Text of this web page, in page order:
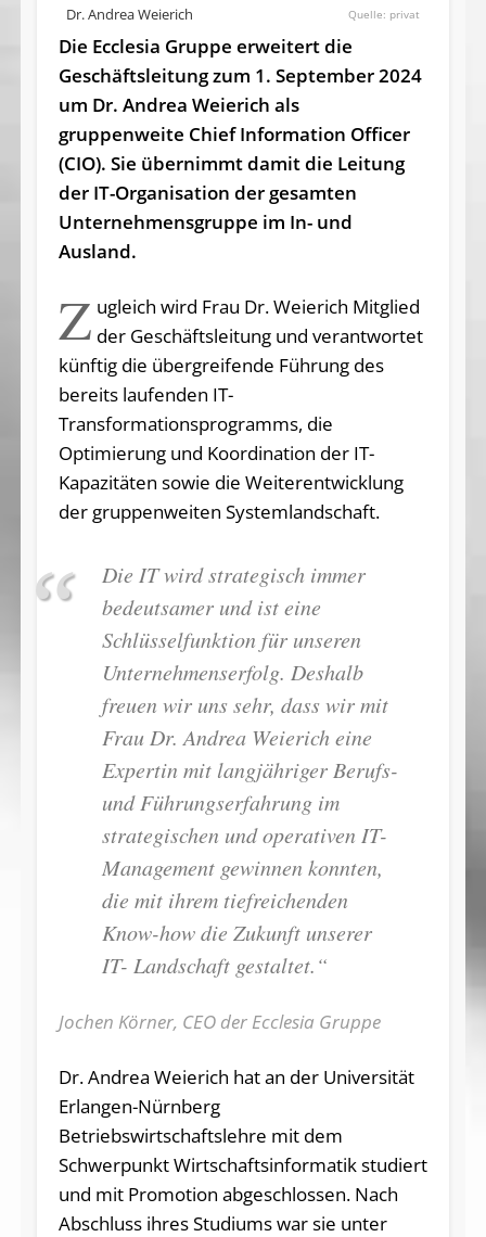
Dr. Andrea Weierich privat
Die Ecclesia Gruppe erweitert die
Geschäftsleitung zum 1. September 2024
um Dr. Andrea Weierich als
gruppenweite Chief Information Officer
(CIO). Sie übernimmt damit die Leitung
der IT-Organisation der gesamten
Unternehmensgruppe im In- und
Ausland.
Z ugleich wird Frau Dr. Weierich Mitglied
der Geschäftsleitung und verantwortet
künftig die übergreifende Führung des
bereits laufenden IT-
Transformationsprogramms, die
Optimierung und Koordination der IT-
Kapazitäten sowie die Weiterentwicklung
der gruppenweiten Systemlandschaft.
Die IT wird strategisch immer
bedeutsamer und ist eine
Schlüsselfunktion für unseren
Unternehmenserfolg. Deshalb
freuen wir uns sehr, dass wir mit
Frau Dr. Andrea Weierich eine
Expertin mit langjähriger Berufs-
und Führungserfahrung im
strategischen und operativen IT-
Management gewinnen konnten,
die mit ihrem tiefreichenden
Know-how die Zukunft unserer
IT- Landschaft gestaltet.“
Jochen Körner, CEO der Ecclesia Gruppe
Dr. Andrea Weierich hat an der Universität
Erlangen-Nürnberg
Betriebswirtschaftslehre mit dem
Schwerpunkt Wirtschaftsinformatik studiert
und mit Promotion abgeschlossen. Nach
Abschluss ihres Studiums war sie unter